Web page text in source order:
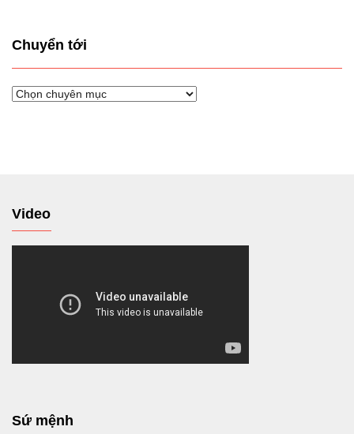
Chuyển tới
Chuyển
Video
Sứ mệnh